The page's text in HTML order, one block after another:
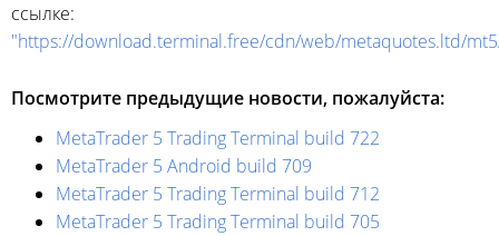
ссылке:
"https://download.terminal.free/cdn/web/metaquotes.ltd/
Посмотрите предыдущие новости, пожалуйста:
MetaTrader 5 Trading Terminal build 722
MetaTrader 5 Android build 709
MetaTrader 5 Trading Terminal build 712
MetaTrader 5 Trading Terminal build 705